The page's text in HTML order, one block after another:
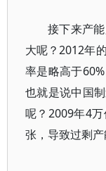
接下来产
大呢？2012年
率是略高于
也就是说中国
呢？2009年4
张，导致过剩产